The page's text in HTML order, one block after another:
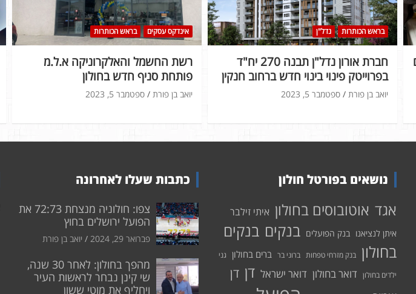
אינדקס עסקים בראש הכותרות
רשת החשמל והאלקרוניקה א.ל.מ
פותחת סניף חדש בחולון
ספטמבר 5, 2023 יואב בן פורת
בראש הכותרות נדל"ן
חברת אורון נדל"ן תבנה 270 יח"ד
בפרוייטק פינוי בינוי חדש ברחוב חנקין
ספטמבר 5, 2023 יואב בן פורת
נושאים בפורטל חולון
אגד אוטובוסים בחולון איתי זילבר
איתן לנציאנו בנק הפועלים בנקים בנקים
בחולון בנק מזרחי טפחות ברוני בר ברים בחולון גני
ילדים בחולון דואר בחולון דואר ישראל דן דן
כתבות שעלו לאחרונה
צפו: חולוניה מנצחת 72:73 את
הפועל ירושלים בחוץ
פברואר 29, 2024 יואב בן פורת
מהפך בחולון: לאחר 30 שנה,
שי קינן נבחר לראשות העיר
ויחליף את מוטי ששון